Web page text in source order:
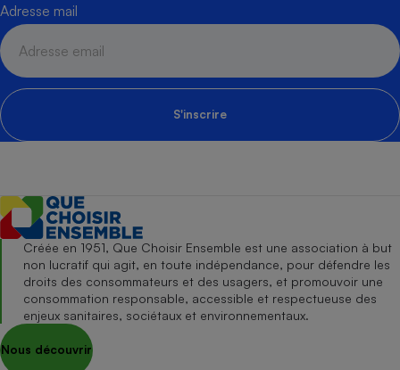
Adresse mail
S'inscrire
Créée en 1951, Que Choisir Ensemble est une association à but
non lucratif qui agit, en toute indépendance, pour défendre les
droits des consommateurs et des usagers, et promouvoir une
consommation responsable, accessible et respectueuse des
enjeux sanitaires, sociétaux et environnementaux.
Nous découvrir